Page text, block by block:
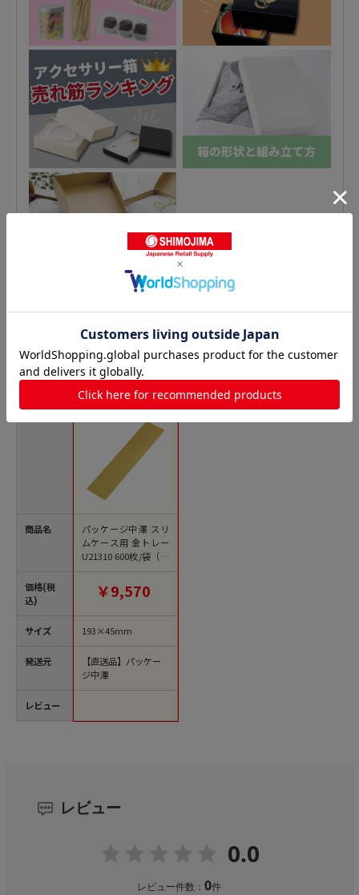
貼箱の人気商品との比較
商品名
価格(税
込)
サイズ
発送元
レビュー
パッケージ中澤 スリ
ムケース用 金トレー
U21310 600枚/袋（ご
注文単位1袋）【直送
￥9,570
193×45mm
【直送品】パッケー
ジ中澤
レビュー
0.0
レビュー件数：0件